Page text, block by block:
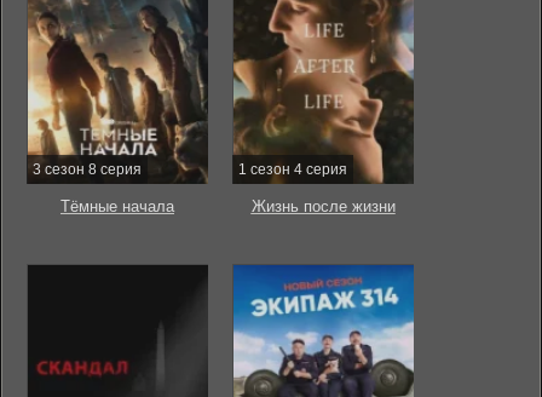
3 сезон 8 серия
Тёмные начала
1 сезон 4 серия
Жизнь после жизни